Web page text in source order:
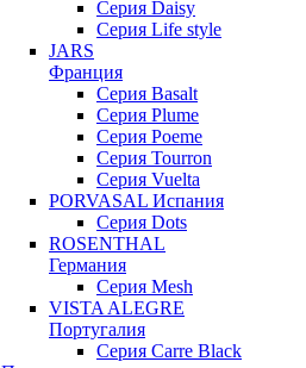
Серия Daisy
Серия Life style
JARS
Франция
Серия Basalt
Серия Plume
Серия Poeme
Серия Tourron
Серия Vuelta
PORVASAL Испания
Серия Dots
ROSENTHAL
Германия
Серия Mesh
VISTA ALEGRE
Португалия
Серия Carre Black